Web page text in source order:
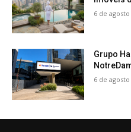
6 de
Grupo
6 de